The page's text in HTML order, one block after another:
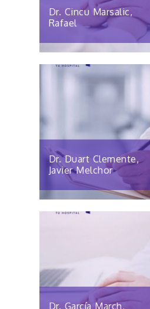
Dr. Cincu Marsalic,
Rafael
Dr. Duart Clemente,
Javier Melchor
Dr. García March,